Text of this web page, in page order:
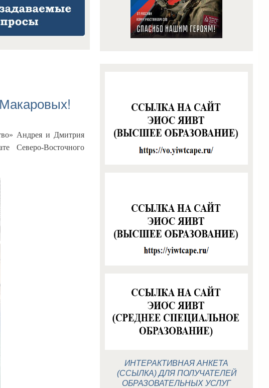
Андрея и Дмитрия
Северо-Восточного
ИНТЕРАКТИВНАЯ АНКЕТА
(ССЫЛКА) ДЛЯ ПОЛУЧАТЕЛЕЙ
ОБРАЗОВАТЕЛЬНЫХ УСЛУГ